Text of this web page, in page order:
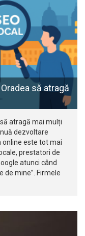
să atragă
atragă mai mulți
dezvoltare
online este tot mai
prestatori de
atunci când
de mine”. Firmele